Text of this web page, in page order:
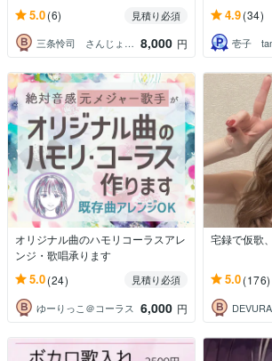
5.0(6)
見積り必須
三条怜司 さんじょうれいじ
8,000 円
4.9(34)
壱子
オリジナル曲のハモリコーラスアレ
ンジ・歌唱承ります
5.0(24)
見積り必須
ゆーりっこ＠コーラス 6,000 円
宅録で仮歌
5.0(176)